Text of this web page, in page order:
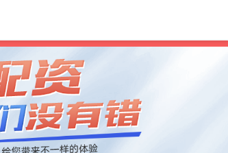
网上配资